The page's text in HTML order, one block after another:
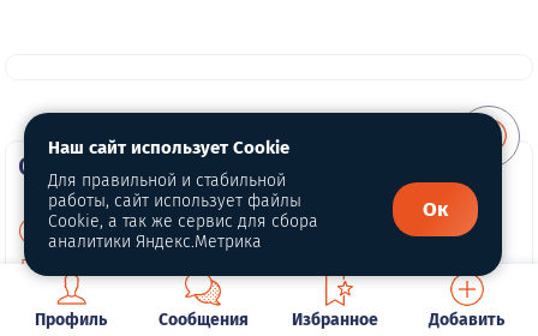
О портале
О нас
Политика конфиденциальности
Обработка персональных данных
Профиль Сообщения Избранное Добавить
Наш сайт использует Cookie
Для правильной и стабильной
работы, сайт использует файлы
Cookie, а так же сервис для сбора
аналитики Яндекс.Метрика
Ок